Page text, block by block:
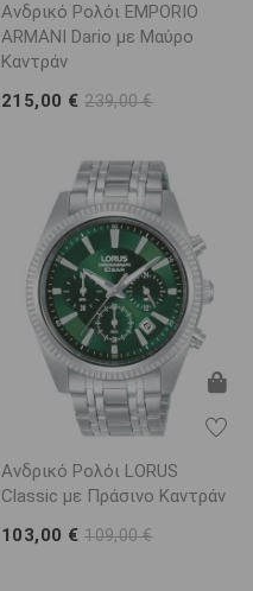
Ανδρικό Ρολόι EMPORIO
ARΜΑΝΙ Dario με Μαύρο
Καντράν
215,00 €239,00 €
Ανδρικό Ρολόι LORUS
Classic με Πράσινο Καντράν
103,00 €109,00 €